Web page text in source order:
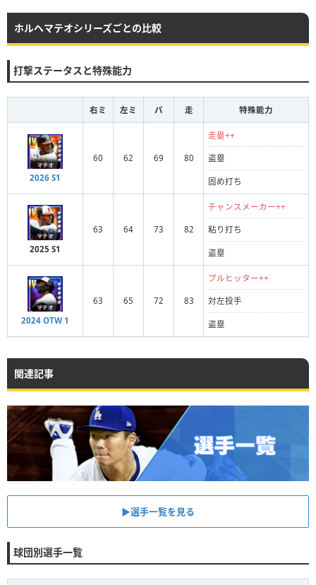
ホルヘマテオシリーズごとの比較
打撃ステータスと特殊能力
右ミ 左ミ パ 走 特殊能力
2026 S1
60 62 69 80
走塁++
盗塁
固め打ち
2025 S1
63 64 73 82
チャンスメーカー++
粘り打ち
盗塁
2024 OTW 1
63 65 72 83
プルヒッター++
対左投手
盗塁
関連記事
▶︎選手一覧を見る
球団別選手一覧